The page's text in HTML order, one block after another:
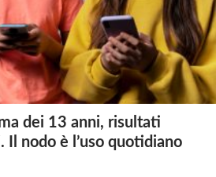
dei 13 anni, risultati
Il nodo è l’uso quotidiano